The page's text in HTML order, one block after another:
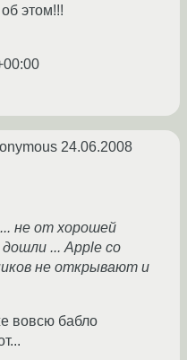
этом!!!
24.06.2008
не от хорошей
... Apple со
не открывают и
вовсю бабло